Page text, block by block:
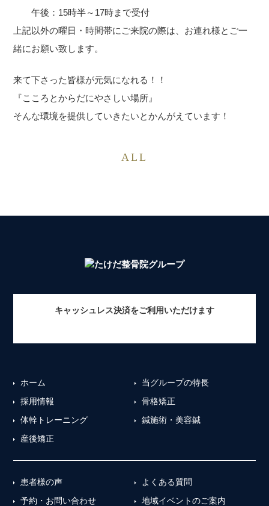
午後：15時半～17時まで受付
上記以外の曜日・時間帯にご来院の際は、お連れ様とご一
緒にお願い致します。
来て下さった皆様が元気になれる！！
『こころとからだにやさしい場所』
そんな環境を提供していきたいとかんがえています！
ALL
キャッシュレス決済をご利用いただけます
ホーム
当グループの特長
採用情報
骨格矯正
体幹トレーニング
鍼施術・美容鍼
産後矯正
患者様の声
よくある質問
予約・お問い合わせ
地域イベントのご案内